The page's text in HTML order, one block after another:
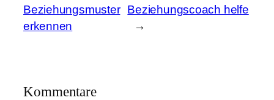
Beziehungsmuster
erkennen
Beziehungscoach helfe
→
Kommentare